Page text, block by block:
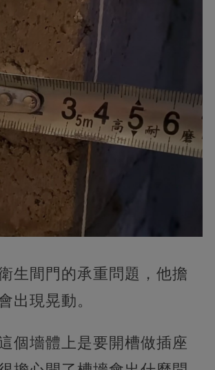
生間門的承重問題，他擔
出現晃動。
個墻體上是要開槽做插座